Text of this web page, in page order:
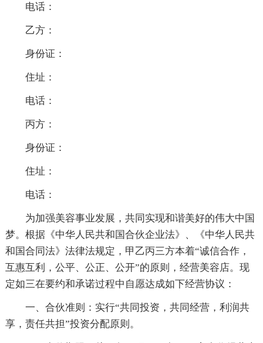
电话：
乙方：
身份证：
住址：
电话：
丙方：
身份证：
住址：
电话：
为加强美容事业发展，共同实现和谐美好的伟大中国
梦。根据《中华人民共和国合伙企业法》、《中华人民共
和国合同法》法律法规定，甲乙丙三方本着“诚信合作，
互惠互利，公平、公正、公开”的原则，经营美容店。现
定如三在要约和承诺过程中自愿达成如下经营协议：
一、合伙准则：实行“共同投资，共同经营，利润共
享，责任共担”投资分配原则。